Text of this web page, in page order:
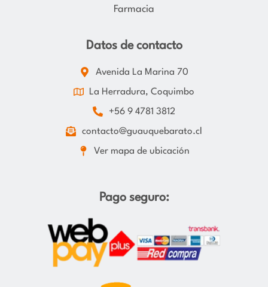
Farmacia
Datos de contacto
Avenida La Marina 70
La Herradura, Coquimbo
+56 9 4781 3812
contacto@guauquebarato.cl
Ver mapa de ubicación
Pago seguro: